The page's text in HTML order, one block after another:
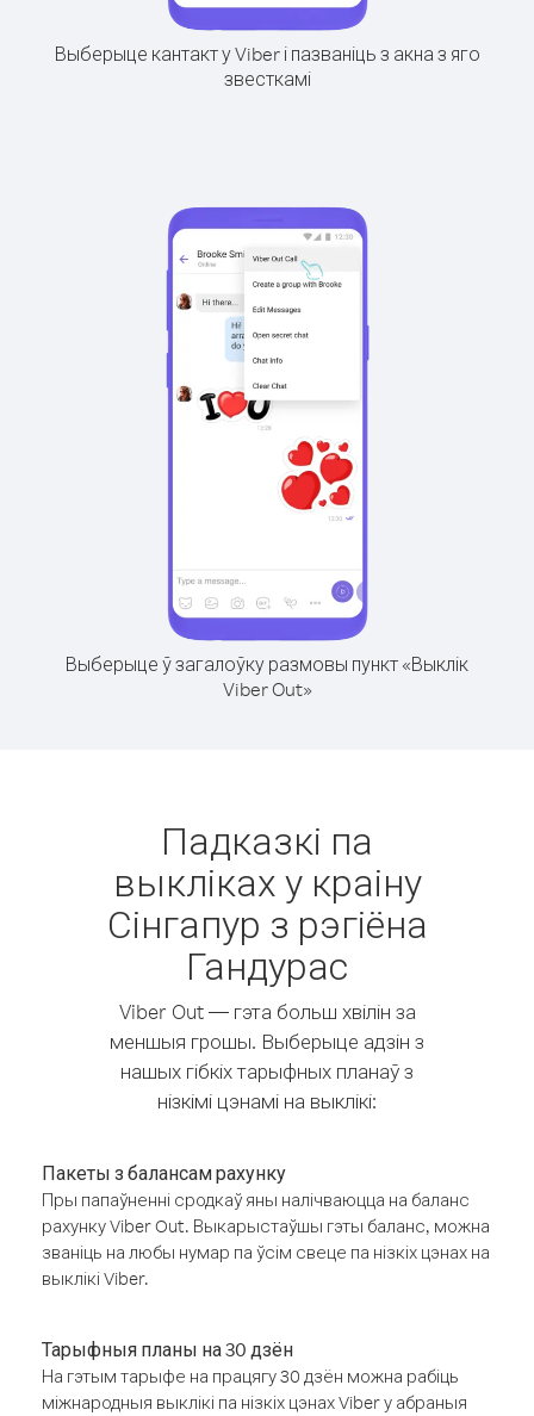
Выберыце кантакт у Viber і пазваніць з акна з яго
звесткамі
Выберыце ў загалоўку размовы пункт «Выклік
Viber Out»
Падказкі па
выкліках у краіну
Сінгапур з рэгіёна
Гандурас
Viber Out — гэта больш хвілін за
меншыя грошы. Выберыце адзін з
нашых гібкіх тарыфных планаў з
нізкімі цэнамі на выклікі:
Пакеты з балансам рахунку
Пры папаўненні сродкаў яны налічваюцца на баланс
рахунку Viber Out. Выкарыстаўшы гэты баланс, можна
званіць на любы нумар па ўсім свеце па нізкіх цэнах на
выклікі Viber.
Тарыфныя планы на 30 дзён
На гэтым тарыфе на працягу 30 дзён можна рабіць
міжнародныя выклікі па нізкіх цэнах Viber у абраныя